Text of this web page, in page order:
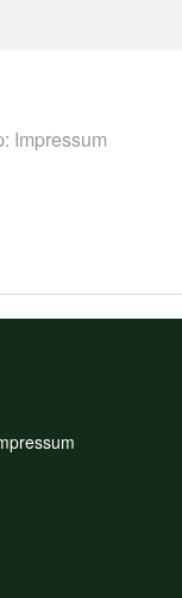
Impressum